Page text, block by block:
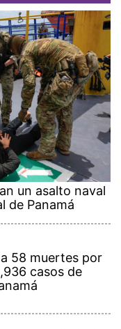
un asalto naval
de Panamá
58 muertes por
casos de